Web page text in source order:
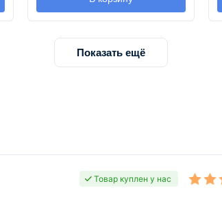
Показать ещё
Товар куплен у нас